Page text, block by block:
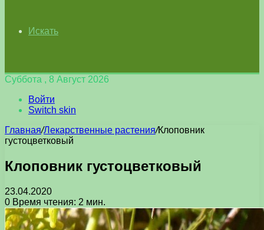
Искать
Суббота , 8 Август 2026
Войти
Switch skin
Главная/Лекарственные растения/Клоповник
густоцветковый
Клоповник густоцветковый
23.04.2020
0 Время чтения: 2 мин.